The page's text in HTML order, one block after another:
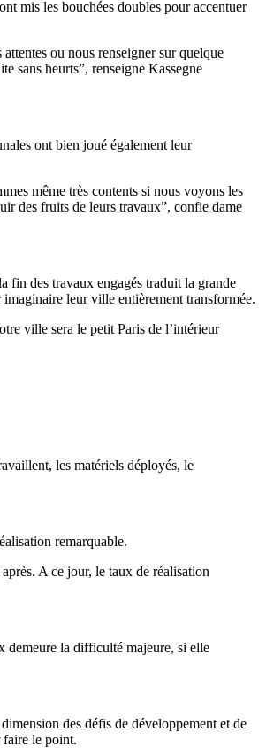
mis les bouchées doubles pour accentuer
ou nous renseigner sur quelque
sans heurts”, renseigne Kassegne
ont bien joué également leur
même très contents si nous voyons les
des fruits de leurs travaux”, confie dame
fin des travaux engagés traduit la grande
imaginaire leur ville entièrement transformée.
ville sera le petit Paris de l’intérieur
les matériels déployés, le
remarquable.
A ce jour, le taux de réalisation
demeure la difficulté majeure, si elle
des défis de développement et de
faire le point.